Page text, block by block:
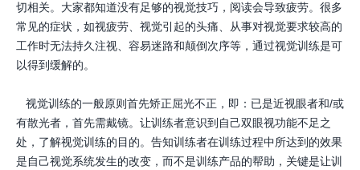
切相关。大家都知道没有足够的视觉技巧，阅读会导致疲劳。很多
常见的症状，如视疲劳、视觉引起的头痛、从事对视觉要求较高的
工作时无法持久注视、容易迷路和颠倒次序等，通过视觉训练是可
以得到缓解的。
视觉训练的一般原则首先矫正屈光不正，即：已是近视眼者和/或
有散光者，首先需戴镜。让训练者意识到自己双眼视功能不足之
处，了解视觉训练的目的。告知训练者在训练过程中所达到的效果
是自己视觉系统发生的改变，而不是训练产品的帮助，关键是让训